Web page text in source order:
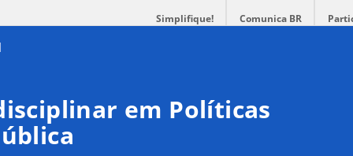
Simplifique! Comunica BR
em Políticas